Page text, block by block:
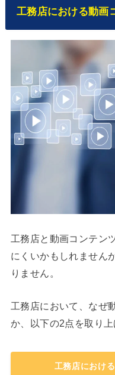
工務店における動画
工務店と動画コンテン
にくいかもしれません
りません。
工務店において、なぜ
か、以下の2点を取り上
工務店におけ